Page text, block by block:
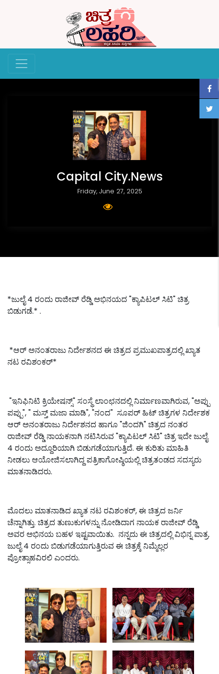
Capital City.News
Friday, June 27, 2025
*ಜುಲೈ 4 ರಂದು ರಾಜೀವ್ ರೆಡ್ಡಿ ಅಭಿನಯದ "ಕ್ಯಾಪಿಟಲ್ ಸಿಟಿ" ಚಿತ್ರ
ಬಿಡುಗಡೆ.* .
*ಆರ್ ಅನಂತರಾಜು ನಿರ್ದೇಶನದ ಈ ಚಿತ್ರದ ಪ್ರಮುಖಪಾತ್ರದಲ್ಲಿ ಖ್ಯಾತ
ನಟ ರವಿಶಂಕರ್*
"ಇನಿಫಿನಿಟಿ ಕ್ರಿಯೇಷನ್ಸ್" ಸಂಸ್ಥೆ ಲಾಂಛನದಲ್ಲಿ ನಿರ್ಮಾಣವಾಗಿರುವ, "ಅಪ್ಪು‌
ಪಪ್ಪು", " ಮಸ್ತ್ ಮಜಾ ಮಾಡಿ", "ನಂದ" ಸೂಪರ್ ಹಿಟ್ ಚಿತ್ರಗಳ ನಿರ್ದೇಶಕ
ಆರ್ ಅನಂತರಾಜು ನಿರ್ದೇಶನದ ಹಾಗೂ "ಜಿಂದಗಿ" ಚಿತ್ರದ ನಂತರ
ರಾಜೀವ್ ರೆಡ್ಡಿ ನಾಯಕನಾಗಿ ನಟಿಸಿರುವ "ಕ್ಯಾಪಿಟಲ್ ಸಿಟಿ" ಚಿತ್ರ‌ ಇದೇ ಜುಲೈ
4 ರಂದು ಅದ್ದೂರಿಯಾಗಿ ಬಿಡುಗಡೆಯಾಗುತ್ತಿದೆ. ಈ ಕುರಿತು ಮಾಹಿತಿ
ನೀಡಲು ಆಯೋಜಿಸಲಾಗಿದ್ದ ಪತ್ರಿಕಾಗೋಷ್ಠಿಯಲ್ಲಿ ಚಿತ್ರತಂಡದ ಸದಸ್ಯರು
ಮಾತನಾಡಿದರು.
ಮೊದಲು ಮಾತನಾಡಿದ ಖ್ಯಾತ ನಟ ರವಿಶಂಕರ್, ಈ ಚಿತ್ರದ ಜರ್ನಿ
ಚೆನ್ನಾಗಿತ್ತು. ಚಿತ್ರದ ತುಣುಕುಗಳನ್ನು ನೋಡಿದಾಗ ನಾಯಕ ರಾಜೀವ್ ರೆಡ್ಡಿ
ಅವರ ಅಭಿನಯ ಬಹಳ ಇಷ್ಟವಾಯಿತು. ನನ್ನದು ಈ ಚಿತ್ರದಲ್ಲಿ ವಿಭಿನ್ನ ಪಾತ್ರ.
ಜುಲೈ 4 ರಂದು ಬಿಡುಗಡೆಯಾಗುತ್ತಿರುವ ಈ ಚಿತ್ರಕ್ಕೆ ನಿಮ್ಮೆಲ್ಲರ
ಪ್ರೋತ್ಸಾಹವಿರಲಿ ಎಂದರು.